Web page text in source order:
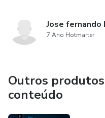
Jose
7 Ano Hotmarter
Outros
conteúdo